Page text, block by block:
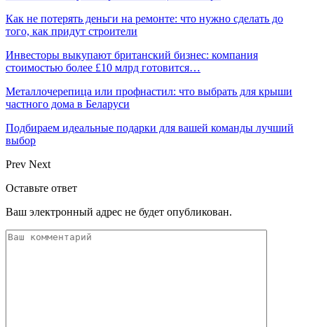
Как не потерять деньги на ремонте: что нужно сделать до
того, как придут строители
Инвесторы выкупают британский бизнес: компания
стоимостью более £10 млрд готовится…
Металлочерепица или профнастил: что выбрать для крыши
частного дома в Беларуси
Подбираем идеальные подарки для вашей команды лучший
выбор
Prev Next
Оставьте ответ
Ваш электронный адрес не будет опубликован.